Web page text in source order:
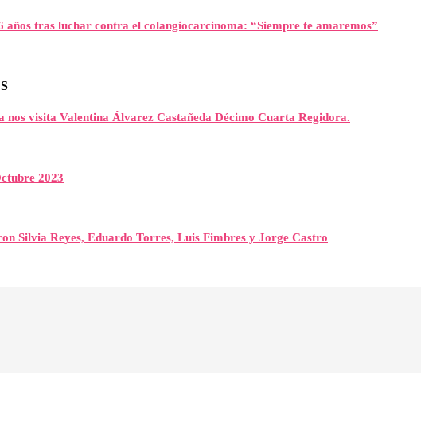
años tras luchar contra el colangiocarcinoma: “Siempre te amaremos”
nos visita Valentina Álvarez Castañeda Décimo Cuarta Regidora.
2023
Silvia Reyes, Eduardo Torres, Luis Fimbres y Jorge Castro